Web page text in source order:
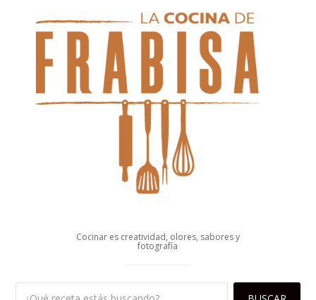
Cocinar es creatividad, olores, sabores y
fotografía